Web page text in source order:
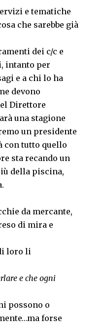
e tematiche
che sarebbe già
dei c/c e
intanto per
e a chi lo ha
devono
Direttore
una stagione
un presidente
con tutto quello
sta recando un
della piscina,
da mercante,
di mira e
loro li
e che ogni
possono o
forse